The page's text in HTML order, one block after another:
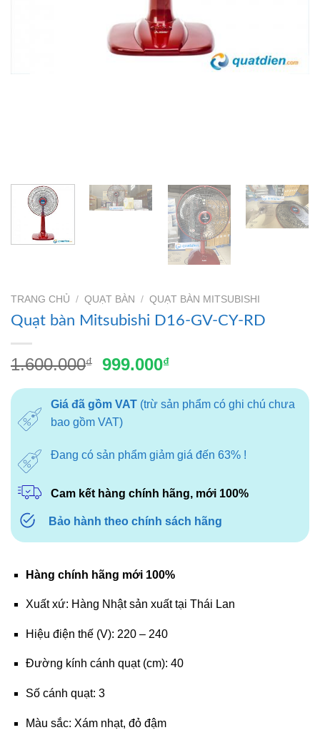
TRANG CHỦ / QUẠT BÀN / QUẠT BÀN MITSUBISHI
Quạt bàn Mitsubishi D16-GV-CY-RD
1.600.000₫
Giá
là:
1.600.000₫.
999.000₫Giá
tại
là:
Giá đã gồm VAT(trừ sản phẩm có ghi chú chưa
bao gồm VAT)
Đang có sản phẩm giảm giá đến 63% !
Cam kết hàng chính hãng, mới 100%
Bảo hành theo chính sách hãng
Hàng chính hãng mới 100%
Xuất xứ: Hàng Nhật sản xuất tại Thái Lan
Hiệu điện thế (V): 220 – 240
Đường kính cánh quạt (cm): 40
Số cánh quạt: 3
Màu sắc: Xám nhạt, đỏ đậm